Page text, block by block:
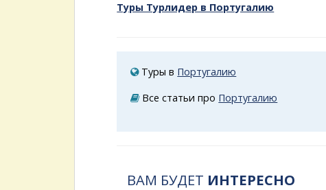
Туры Турлидер в Португалию
Туры в Португалию
Все статьи про Португалию
ВАМ БУДЕТ ИНТЕРЕСНО